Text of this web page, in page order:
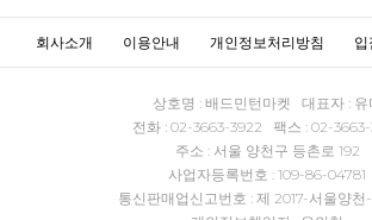
회사소개 이용안내 개인정보처리방침 입
상호명 : 배드민턴마켓 대표자 : 유
전화 : 02-3663-3922 팩스 : 02-
주소 : 서울 양천구 등촌로 192
사업자등록번호 : 109-86-04781
통신판매업신고번호 : 제 2017-서울양천